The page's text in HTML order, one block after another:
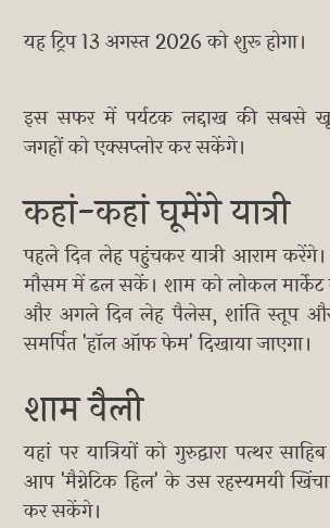
यह ट्रिप 13 अगस्त 2026 को शुरू होगा।
इस सफर में पर्यटक लद्दाख की सबसे
जगहों को एक्सप्लोर कर सकेंगे।
कहां-कहां घूमेंगे यात्री
पहले दिन लेह पहुंचकर यात्री आराम
मौसम में ढल सकें। शाम को लोकल मार्केट
और अगले दिन लेह पैलेस, शांति स्तूप और
समर्पित 'हॉल ऑफ फेम' दिखाया जाएगा।
शाम वैली
यहां पर यात्रियों को गुरुद्वारा पत्थर
आप 'मैग्नेटिक हिल' के उस रहस्यमयी
कर सकेंगे।